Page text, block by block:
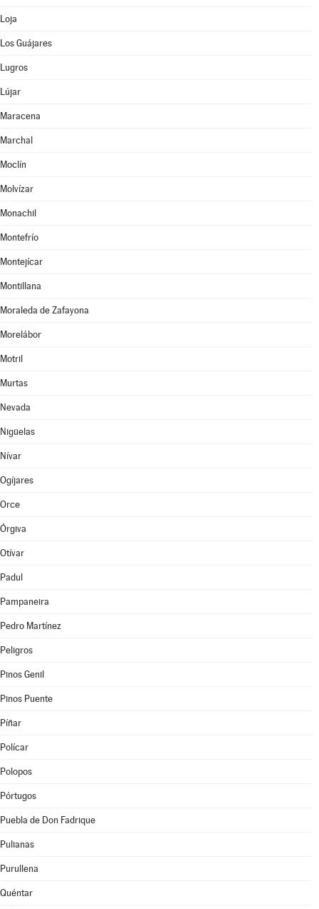
Loja
Los Guájares
Lugros
Lújar
Maracena
Marchal
Moclín
Molvízar
Monachil
Montefrío
Montejícar
Montillana
Moraleda de Zafayona
Morelábor
Motril
Murtas
Nevada
Nigüelas
Nívar
Ogíjares
Orce
Órgiva
Otívar
Padul
Pampaneira
Pedro Martínez
Peligros
Pinos Genil
Pinos Puente
Píñar
Polícar
Polopos
Pórtugos
Puebla de Don Fadrique
Pulianas
Purullena
Quéntar